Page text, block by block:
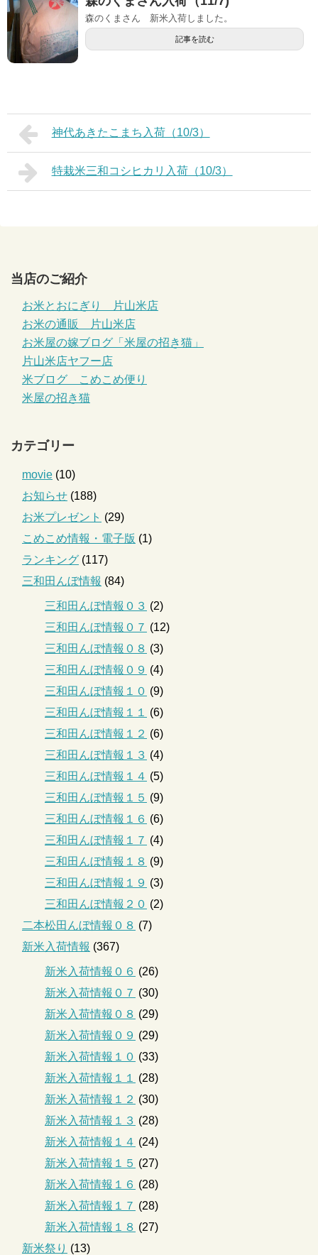
森のくまさん 新米入荷しました。
記事を読む
神代あきたこまち入荷（10/3）
特栽米三和コシヒカリ入荷（10/3）
当店のご紹介
お米とおにぎり 片山米店
お米の通販 片山米店
お米屋の嫁ブログ「米屋の招き猫」
片山米店ヤフー店
米ブログ こめこめ便り
米屋の招き猫
カテゴリー
movie (10)
お知らせ (188)
お米プレゼント (29)
こめこめ情報・電子版 (1)
ランキング (117)
三和田んぼ情報 (84)
三和田んぼ情報０３ (2)
三和田んぼ情報０７ (12)
三和田んぼ情報０８ (3)
三和田んぼ情報０９ (4)
三和田んぼ情報１０ (9)
三和田んぼ情報１１
(6)
三和田んぼ情報１２ (6)
三和田んぼ情報１３ (4)
三和田んぼ情報１４ (5)
三和田んぼ情報１５ (9)
三和田んぼ情報１６ (6)
三和田んぼ情報１７ (4)
三和田んぼ情報１８ (9)
三和田んぼ情報１９ (3)
三和田んぼ情報２０ (2)
二本松田んぼ情報０８ (7)
新米入荷情報 (367)
新米入荷情報０６ (26)
新米入荷情報０７ (30)
新米入荷情報０８ (29)
新米入荷情報０９ (29)
新米入荷情報１０ (33)
新米入荷情報１１
(28)
新米入荷情報１２ (30)
新米入荷情報１３ (28)
新米入荷情報１４ (24)
新米入荷情報１５ (27)
新米入荷情報１６ (28)
新米入荷情報１７ (28)
新米入荷情報１８ (27)
新米祭り (13)